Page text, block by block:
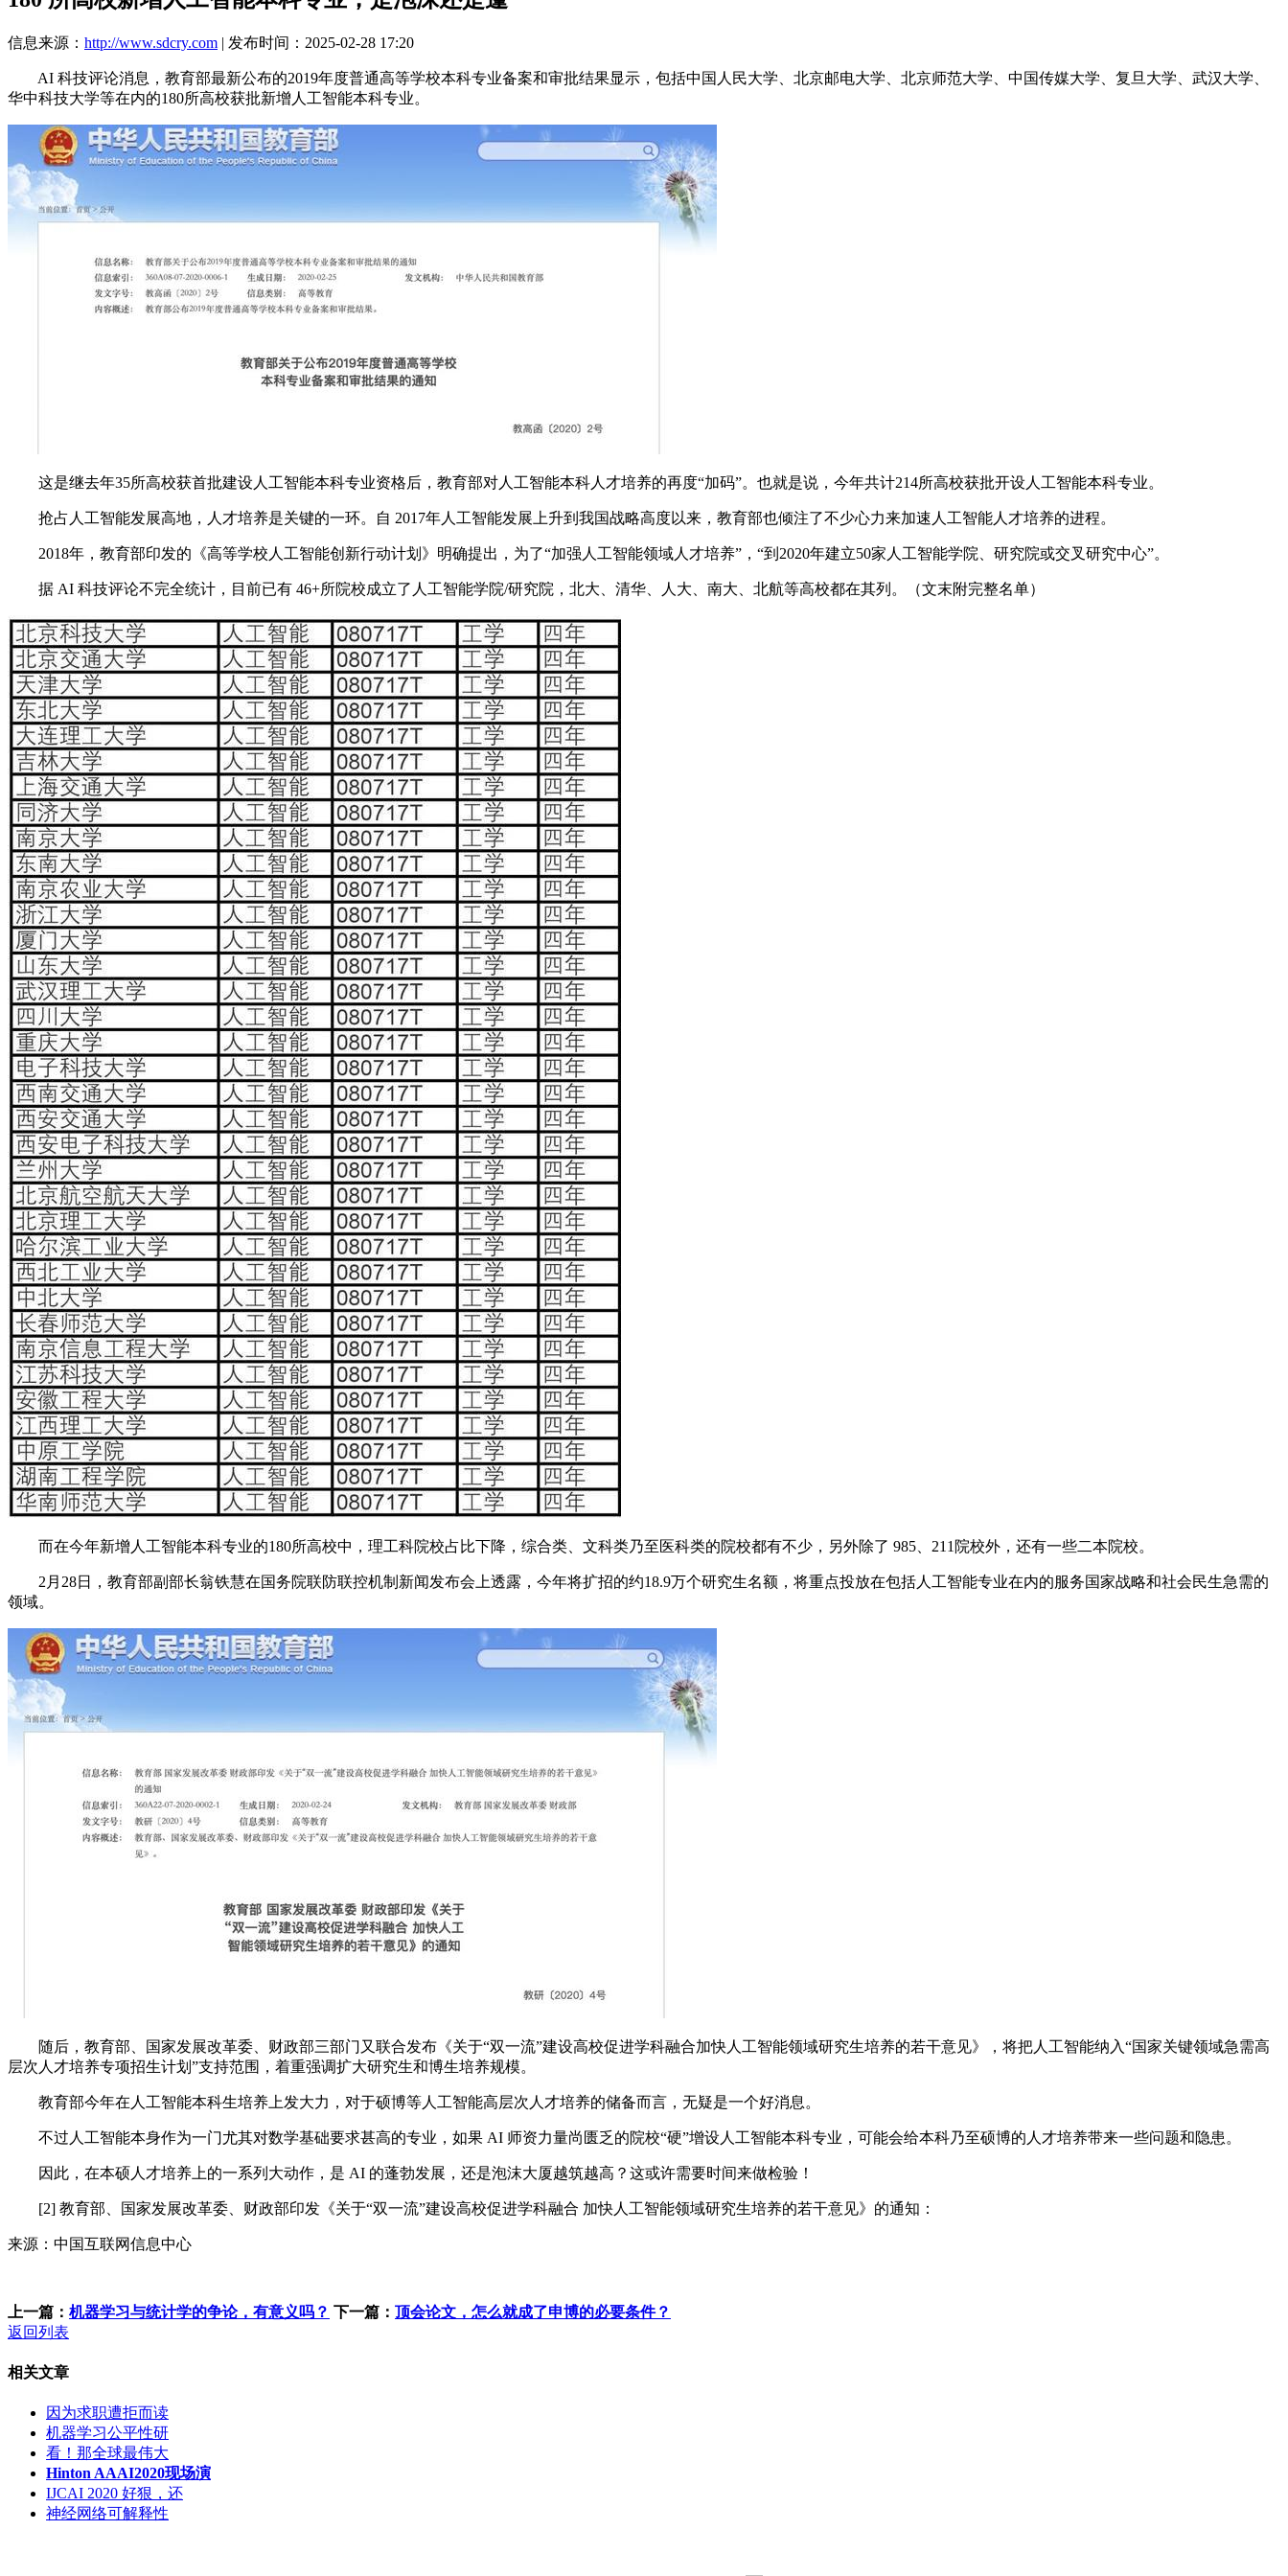
信息来源： http://www.sdcry.com | 发布时间：2025-02-28 17:20
AI 科技评论消息，教育部最新公布的2019年度普通高等学校本科专业备案和审批结果显示，包括中国人民大学、北京邮电大学、北京师范大学、中国传媒大学、复旦大学、武汉大学、
华中科技大学等在内的180所高校获批新增人工智能本科专业。
这是继去年35所高校获首批建设人工智能本科专业资格后，教育部对人工智能本科人才培养的再度“加码”。也就是说，今年共计214所高校获批开设人工智能本科专业。
抢占人工智能发展高地，人才培养是关键的一环。自 2017年人工智能发展上升到我国战略高度以来，教育部也倾注了不少心力来加速人工智能人才培养的进程。
2018年，教育部印发的《高等学校人工智能创新行动计划》明确提出，为了“加强人工智能领域人才培养”，“到2020年建立50家人工智能学院、研究院或交叉研究中心”。
据 AI 科技评论不完全统计，目前已有 46+所院校成立了人工智能学院/研究院，北大、清华、人大、南大、北航等高校都在其列。（文末附完整名单）
而在今年新增人工智能本科专业的180所高校中，理工科院校占比下降，综合类、文科类乃至医科类的院校都有不少，另外除了 985、211院校外，还有一些二本院校。
2月28日，教育部副部长翁铁慧在国务院联防联控机制新闻发布会上透露，今年将扩招的约18.9万个研究生名额，将重点投放在包括人工智能专业在内的服务国家战略和社会民生急需的
领域。
随后，教育部、国家发展改革委、财政部三部门又联合发布《关于“双一流”建设高校促进学科融合加快人工智能领域研究生培养的若干意见》，将把人工智能纳入“国家关键领域急需高
层次人才培养专项招生计划”支持范围，着重强调扩大研究生和博生培养规模。
教育部今年在人工智能本科生培养上发大力，对于硕博等人工智能高层次人才培养的储备而言，无疑是一个好消息。
不过人工智能本身作为一门尤其对数学基础要求甚高的专业，如果 AI 师资力量尚匮乏的院校“硬”增设人工智能本科专业，可能会给本科乃至硕博的人才培养带来一些问题和隐患。
因此，在本硕人才培养上的一系列大动作，是 AI 的蓬勃发展，还是泡沫大厦越筑越高？这或许需要时间来做检验！
[2] 教育部、国家发展改革委、财政部印发《关于“双一流”建设高校促进学科融合 加快人工智能领域研究生培养的若干意见》的通知：
来源：中国互联网信息中心
上一篇： 机器学习与统计学的争论，有意义吗？ 下一篇： 顶会论文，怎么就成了申博的必要条件？
返回列表
相关文章
因为求职遭拒而读
机器学习公平性研
看！那全球最伟大
Hinton AAAI2020现场演
IJCAI 2020 好狠，还
神经网络可解释性